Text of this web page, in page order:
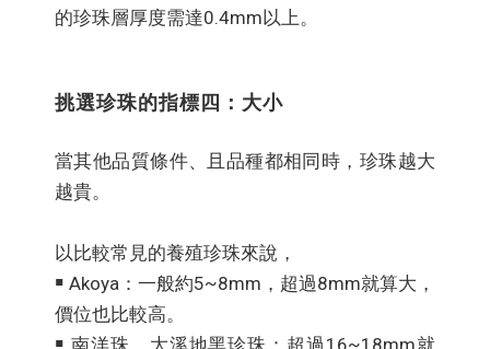
的珍珠層厚度需達0.4mm以上。
挑選珍珠的指標四：大小
當其他品質條件、且品種都相同時，珍珠越大
越貴。
以比較常見的養殖珍珠來說，
￭ Akoya：一般約5~8mm，超過8mm就算大，
價位也比較高。